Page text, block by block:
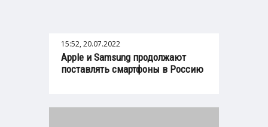
15:52, 20.07.2022
Apple и Samsung продолжают
поставлять смартфоны в Россию